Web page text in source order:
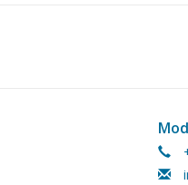
286 van de